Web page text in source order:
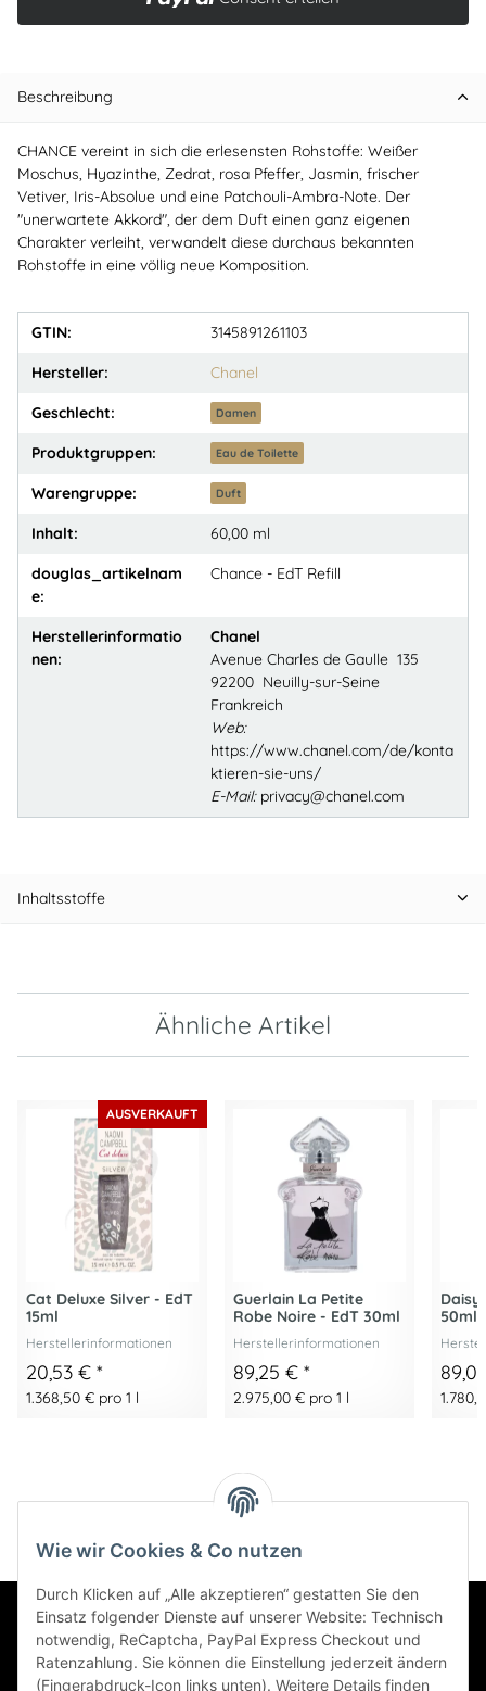
Beschreibung
CHANCE vereint in sich die erlesensten Rohstoffe: Weißer
Moschus, Hyazinthe, Zedrat, rosa Pfeffer, Jasmin, frischer
Vetiver, Iris-Absolue und eine Patchouli-Ambra-Note. Der
"unerwartete Akkord", der dem Duft einen ganz eigenen
Charakter verleiht, verwandelt diese durchaus bekannten
Rohstoffe in eine völlig neue Komposition.
GTIN: 3145891261103
Hersteller: Chanel
Geschlecht: Damen
Produktgruppen: Eau de Toilette
Warengruppe: Duft
Inhalt: 60,00 ml
douglas_artikelnam
e:
Chance - EdT Refill
Herstellerinformatio
nen:
Chanel
Avenue Charles de Gaulle 135
92200 Neuilly-sur-Seine
Frankreich
Web:
https://www.chanel.com/de/konta
ktieren-sie-uns/
E-Mail:privacy@chanel.com
Inhaltsstoffe
Ähnliche Artikel
AUSVERKAUFT
Cat Deluxe Silver - EdT
15ml
Herstellerinformationen
20,53 € *
1.368,50 € pro 1 l
Guerlain La Petite
Robe Noire - EdT 30ml
Herstellerinformationen
89,25 € *
2.975,00 € pro 1 l
Daisy
50ml
Informationen
Wie wir Cookies & Co nutzen
Durch Klicken auf „Alle akzeptieren“ gestatten Sie den
Einsatz folgender Dienste auf unserer Website: Technisch
notwendig, ReCaptcha, PayPal Express Checkout und
Ratenzahlung. Sie können die Einstellung jederzeit ändern
(Fingerabdruck-Icon links unten). Weitere Details finden